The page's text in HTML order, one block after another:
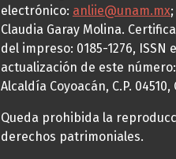
electrónico: anliie@unam.mx
Claudia Garay Molina.
del impreso: 0185-1276,
actualización de este
Alcaldía Coyoacán, C.P.
Queda prohibida la
derechos patrimoniales.